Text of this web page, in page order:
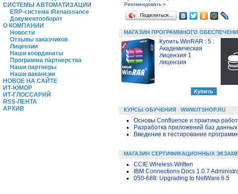
СИСТЕМЫ АВТОМАТИЗАЦИИ
ERP-система iRenaissance
Документооборот
О КОМПАНИИ
Новости
Отзывы заказчиков
Лицензии
Наши координаты
Программа партнерства
Наши партнеры
Наши вакансии
НОВОЕ НА САЙТЕ
ИТ-ЮМОР
ИТ-ГЛОССАРИЙ
RSS-ЛЕНТА
АРХИВ
Рекомендовать »
Поделиться…
МАГАЗИН ПРОГРАММНОГО
Купить WinRAR : 5 :
Академическая
лицензия 1
лицензия
КУРСЫ ОБУЧЕНИЯ
WWW.ITSHOP.RU
Основы Confluence и практика
Разработка приложений баз
Введение в тестирование
МАГАЗИН СЕРТИФИКАЦИОННЫХ
CCIE Wireless Written
IBM Connections Docs 1.0.7
050-688: Upgrading to NetWare 6.5